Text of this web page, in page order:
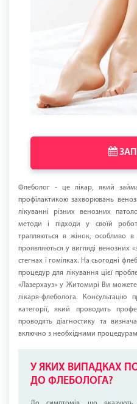
Флеболог - це лікар, який
профілактикою захворювань
лікуванні різних венозних
методи і підходи у своїй
трапляються в жінок, особливо в
проявляються у вигляді венозних
стегнах і гомілках. На сьогодні
процедур для лікування цієї
«Лазерхауз» у Житомирі Ви
лікаря-флеболога.
категорії, який проводить
проводять діагностику та
включно з необхідними
У ЯКИХ ВИПАДКАХ
ДО ФЛЕБОЛОГА?